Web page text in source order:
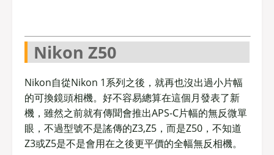
Nikon Z50
Nikon自從Nikon 1系列之後，就再也沒出過小片幅
的可換鏡頭相機。好不容易總算在這個月發表了新
機，雖然之前就有傳聞會推出APS-C片幅的無反微單
眼，不過型號不是謠傳的Z3,Z5，而是Z50，不知道
Z3或Z5是不是會用在之後更平價的全幅無反相機。